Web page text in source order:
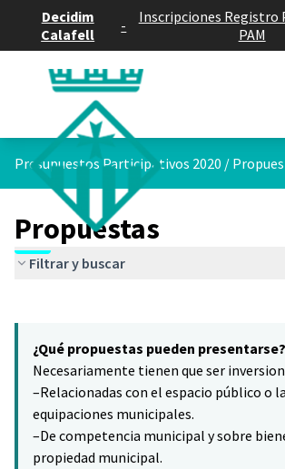
Decidim
Calafell
-
Inscripciones Registro
PAM
Presupuestos Participativos 2020 /
Propuestas
Filtrar y buscar
−
¿Qué propuestas pueden presentarse?
Necesariamente tienen que ser
–Relacionadas con el espacio público o
equipaciones municipales.
–De competencia municipal y sobre
propiedad municipal.